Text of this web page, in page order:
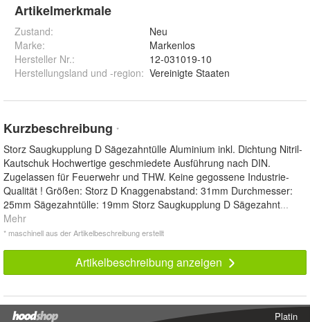
Artikelmerkmale
Zustand:
Neu
Marke:
Markenlos
Hersteller Nr.:
12-031019-10
Herstellungsland und -region: Vereinigte Staaten
Kurzbeschreibung *
Storz Saugkupplung D Sägezahntülle Aluminium inkl. Dichtung Nitril-
Kautschuk Hochwertige geschmiedete Ausführung nach DIN.
Zugelassen für Feuerwehr und THW. Keine gegossene Industrie-
Qualität ! Größen: Storz D Knaggenabstand: 31mm Durchmesser:
25mm Sägezahntülle: 19mm Storz Saugkupplung D Sägezahnt...
Mehr
* maschinell aus der Artikelbeschreibung erstellt
Artikelbeschreibung anzeigen
Platin